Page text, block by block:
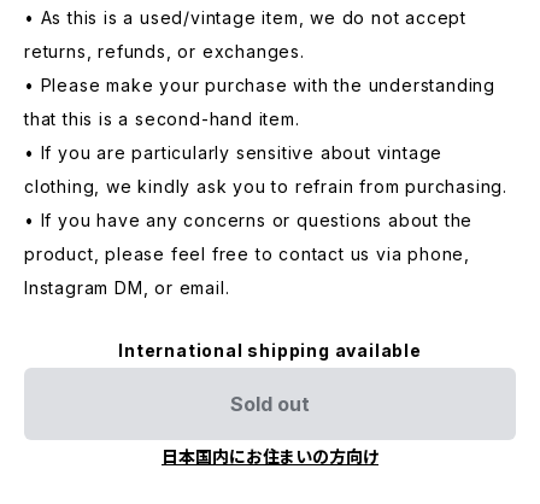
• As this is a used/vintage item, we do not accept
returns, refunds, or exchanges.
• Please make your purchase with the understanding
that this is a second-hand item.
• If you are particularly sensitive about vintage
clothing, we kindly ask you to refrain from purchasing.
• If you have any concerns or questions about the
product, please feel free to contact us via phone,
Instagram DM, or email.
International shipping available
Sold out
日本国内にお住まいの方向け